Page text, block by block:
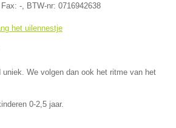
-, BTW-nr: 0716942638
het uilennestje
uniek. We volgen dan ook het ritme van het
0-2,5 jaar.